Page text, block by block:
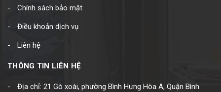
Chính sách bảo mật
Điều khoản dịch vụ
Liên hệ
THÔNG TIN LIÊN HỆ
Địa chỉ: 21 Gò xoài, phường Bình Hưng Hòa A, Quận Bình